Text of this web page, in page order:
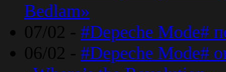
Bedlam»
07/02 - #Depeche Mode#
06/02 - #Depeche Mode#